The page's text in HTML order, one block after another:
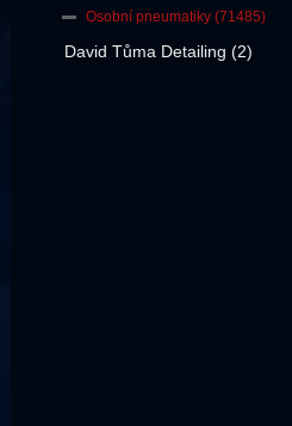
Osobní pneumatiky (71485)
David Tůma Detailing (2)